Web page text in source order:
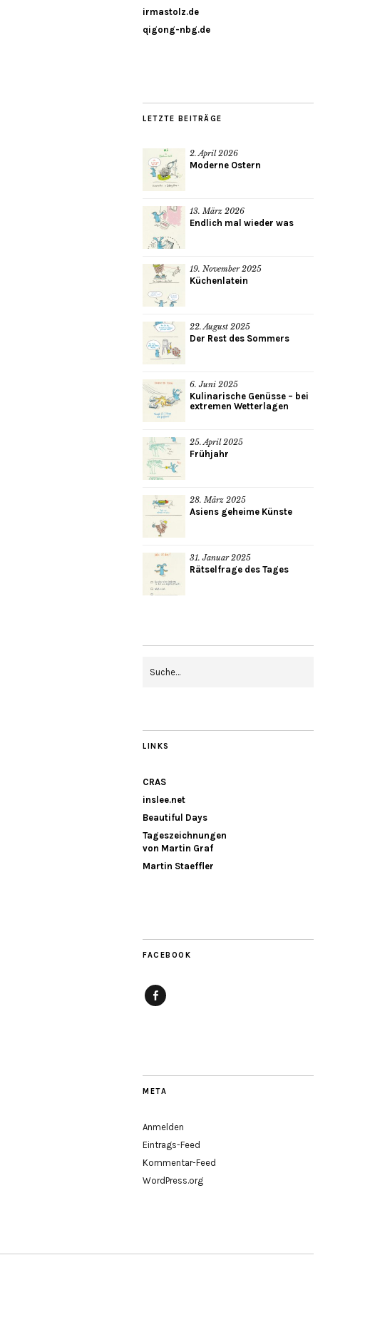
irmastolz.de
qigong-nbg.de
LETZTE BEITRÄGE
2. April 2026
Moderne Ostern
13. März 2026
Endlich mal wieder was
19. November 2025
Küchenlatein
22. August 2025
Der Rest des Sommers
6. Juni 2025
Kulinarische Genüsse – bei
extremen Wetterlagen
25. April 2025
Frühjahr
28. März 2025
Asiens geheime Künste
31. Januar 2025
Rätselfrage des Tages
LINKS
CRAS
inslee.net
Beautiful Days
Tageszeichnungen
von Martin Graf
Martin Staeffler
FACEBOOK
META
Anmelden
Eintrags-Feed
Kommentar-Feed
WordPress.org